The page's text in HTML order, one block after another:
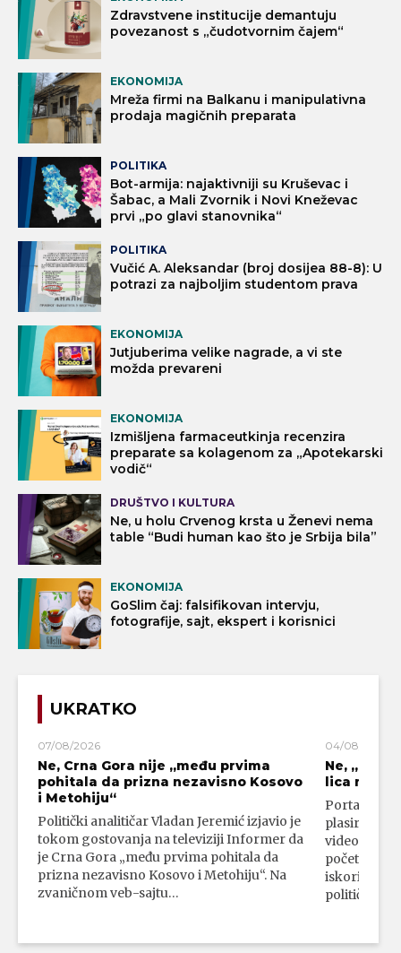
Zdravstvene institucije demantuju
povezanost s „čudotvornim čajem“
EKONOMIJA
Mreža firmi na Balkanu i manipulativna
prodaja magičnih preparata
POLITIKA
Bot-armija: najaktivniji su Kruševac i
Šabac, a Mali Zvornik i Novi Kneževac
prvi „po glavi stanovnika“
POLITIKA
Vučić A. Aleksandar (broj dosijea 88-8): U
potrazi za najboljim studentom prava
EKONOMIJA
Jutjuberima velike nagrade, a vi ste
možda prevareni
EKONOMIJA
Izmišljena farmaceutkinja recenzira
preparate sa kolagenom za „Apotekarski
vodič“
DRUŠTVO I KULTURA
Ne, u holu Crvenog krsta u Ženevi nema
table “Budi human kao što je Srbija bila”
EKONOMIJA
GoSlim čaj: falsifikovan intervju,
fotografije, sajt, ekspert i korisnici
UKRATKO
07/08/2026
Ne, Crna Gora nije „među prvima
pohitala da prizna nezavisno Kosovo
i Metohiju“
Politički analitičar Vladan Jeremić izjavio je
tokom gostovanja na televiziji Informer da
je Crna Gora „među prvima pohitala da
prizna nezavisno Kosovo i Metohiju“. Na
zvaničnom veb-sajtu…
04/08/2026
Ne,
lica
Portal 24
plasirali su
video-
početka
iskorišćava
političkim